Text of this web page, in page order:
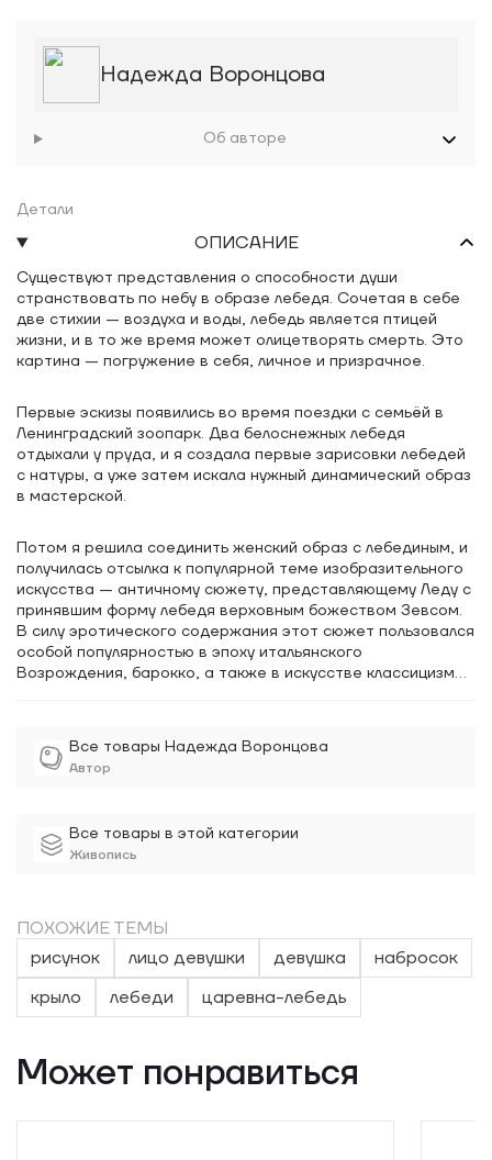
Все товары Надежда Воронцова
Автор
Все товары в этой категории
Живопись
Надежда Воронцова
Об авторе
Детали
ОПИСАНИЕ
Существуют представления о способности души
странствовать по небу в образе лебедя. Сочетая в себе
две стихии — воздуха и воды, лебедь является птицей
жизни, и в то же время может олицетворять смерть. Это
картина — погружение в себя, личное и призрачное.
Первые эскизы появились во время поездки с семьёй в
Ленинградский зоопарк. Два белоснежных лебедя
отдыхали у пруда, и я создала первые зарисовки лебедей
с натуры, а уже затем искала нужный динамический образ
в мастерской.
Потом я решила соединить женский образ с лебединым, и
получилась отсылка к популярной теме изобразительного
искусства — античному сюжету, представляющему Леду с
принявшим форму лебедя верховным божеством Зевсом.
В силу эротического содержания этот сюжет пользовался
особой популярностью в эпоху итальянского
Возрождения, барокко, а также в искусстве классицизма,
ПОХОЖИЕ ТЕМЫ
рисунок
лицо девушки девушка
набросок
крыло
лебеди царевна-лебедь
Может понравиться